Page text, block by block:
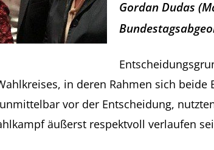
Gordan Dudas
in deren Rahmen sich
vor der Entscheidung,
äußerst respektvoll verlaufen